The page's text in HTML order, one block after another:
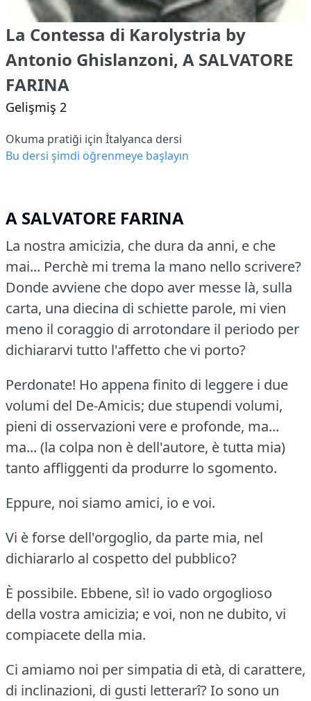
La Contessa di Karolystria by
Antonio Ghislanzoni, A SALVATORE
FARINA
Gelişmiş 2
Okuma pratiği için İtalyanca dersi
Bu dersi şimdi öğrenmeye başlayın
A SALVATORE FARINA
La nostra amicizia, che dura da anni, e che
mai... Perchè mi trema la mano nello scrivere?
Donde avviene che dopo aver messe là, sulla
carta, una diecina di schiette parole, mi vien
meno il coraggio di arrotondare il periodo per
dichiararvi tutto l'affetto che vi porto?
Perdonate! Ho appena finito di leggere i due
volumi del De-Amicis; due stupendi volumi,
pieni di osservazioni vere e profonde, ma...
ma... (la colpa non è dell'autore, è tutta mia)
tanto affliggenti da produrre lo sgomento.
Eppure, noi siamo amici, io e voi.
Vi è forse dell'orgoglio, da parte mia, nel
dichiararlo al cospetto del pubblico?
È possibile. Ebbene, sì! io vado orgoglioso
della vostra amicizia; e voi, non ne dubito, vi
compiacete della mia.
Ci amiamo noi per simpatia di età, di carattere,
di inclinazioni, di gusti letterarî?Io sono un